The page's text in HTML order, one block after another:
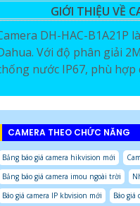
GIỚI THIỆU VỀ
DH-HAC-B1A21P
Với độ phân giải
nước IP67, phù
CAMERA THEO CHỨC NĂNG
Bảng báo giá camera hikvision mới
Bảng báo giá camera imou ngoài trời
Báo giá camera IP kbvision mới
Báo giá